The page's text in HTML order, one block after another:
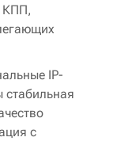
КПП,
IP-
стабильная
с